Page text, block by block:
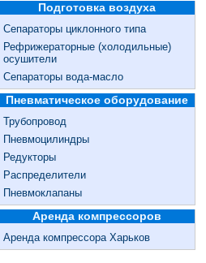
Подготовка воздуха
Сепараторы циклонного типа
Рефрижераторные (холодильные)
осушители
Сепараторы вода-масло
Пневматическое оборудование
Трубопровод
Пневмоцилиндры
Редукторы
Распределители
Пневмоклапаны
Аренда компрессоров
Аренда компрессора Харьков